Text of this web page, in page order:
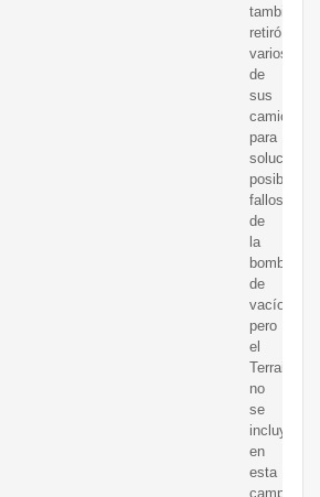
también
retiró
varios
de
sus
camiones
para
solucionar
posibles
fallos
de
la
bomba
de
vacío,
pero
el
Terrain
no
se
incluyó
en
esta
campa?